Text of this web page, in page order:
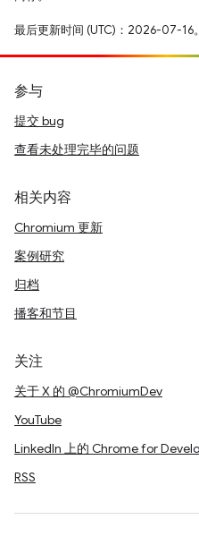
最后更新时间 (UTC)：2026-07-16。
参与
提交 bug
查看未处理完毕的问题
相关内容
Chromium 更新
案例研究
归档
播客和节目
关注
关于 X 的 @ChromiumDev
YouTube
LinkedIn 上的 Chrome for
RSS